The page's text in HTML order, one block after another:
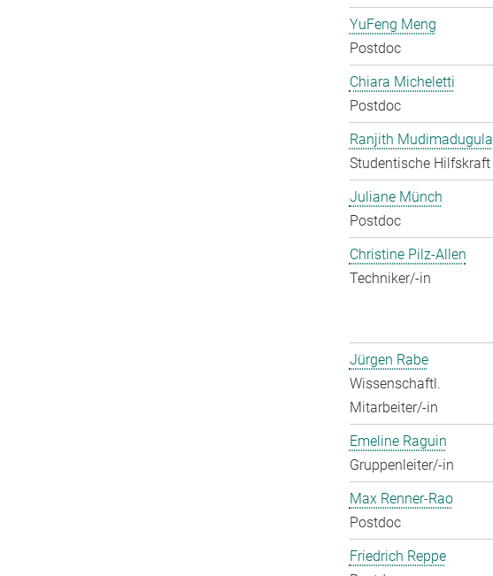
YuFeng Meng
Postdoc
Chiara Micheletti
Postdoc
Ranjith Mudimadugula
Studentische Hilfskraft
Juliane Münch
Postdoc
Christine Pilz-Allen
Techniker/-in
Jürgen Rabe
Wissenschaftl.
Mitarbeiter/-in
Emeline Raguin
Gruppenleiter/-in
Max Renner-Rao
Postdoc
Friedrich Reppe